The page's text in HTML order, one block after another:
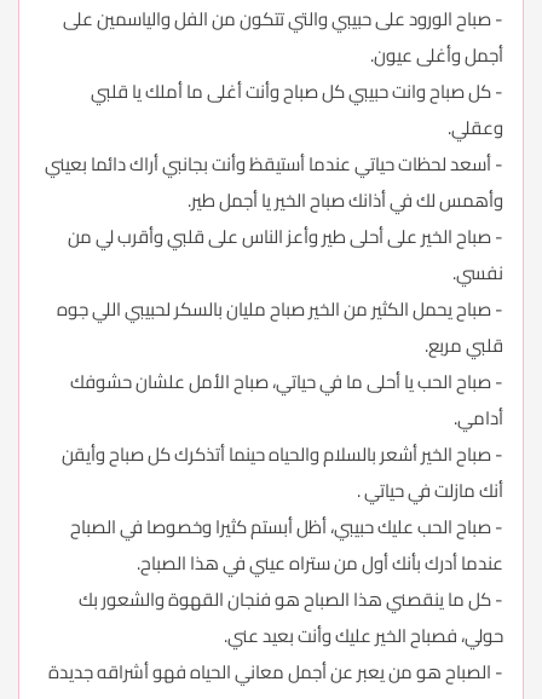
- صباح الورود على حبيبي والتي تتكون من الفل والياسمين على
أجمل وأغلى عيون.
- كل صباح وانت حبيبي كل صباح وأنت أغلى ما أملك يا قلبي
وعقلي.
- أسعد لحظات حياتي عندما أستيقظ وأنت بجانبي أراك دائما بعيني
وأهمس لك في أذانك صباح الخير يا أجمل طير.
- صباح الخير على أحلى طير وأعز الناس على قلبي وأقرب لي من
نفسي.
- صباح يحمل الكثير من الخير صباح مليان بالسكر لحبيبي اللي جوه
قلبي مربع.
- صباح الحب يا أحلى ما في حياتي، صباح الأمل علشان حشوفك
أدامي.
- صباح الخير أشعر بالسلام والحياه حينما أتذكرك كل صباح وأيقن
أنك مازلت في حياتي .
- صباح الحب عليك حبيبي، أظل أبستم كثيرا وخصوصا في الصباح
عندما أدرك بأنك أول من ستراه عيني في هذا الصباح.
- كل ما ينقصني هذا الصباح هو فنجان القهوة والشعور بك
حولي، فصباح الخير عليك وأنت بعيد عني.
- الصباح هو من يعبر عن أجمل معاني الحياه فهو أشراقه جديدة